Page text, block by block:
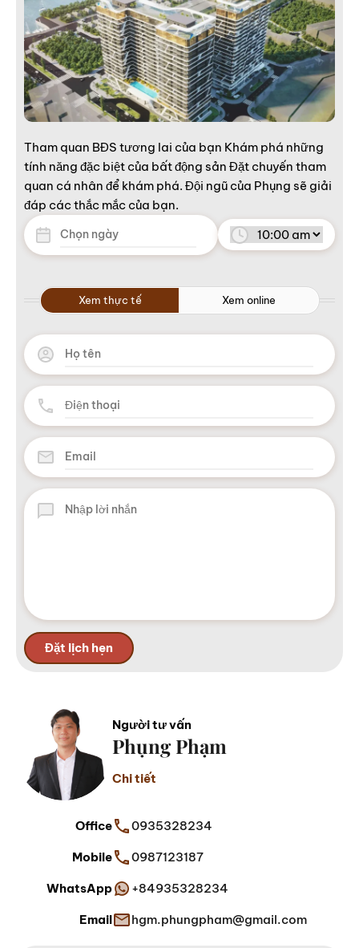
Xem thực tế Xem online
Tham quan BĐS tương lai của bạn Khám phá những
tính năng đặc biệt của bất động sản Đặt chuyến tham
quan cá nhân để khám phá. Đội ngũ của Phụng sẽ giải
đáp các thắc mắc của bạn.
Người tư vấn
Phụng Phạm
Chi tiết
Office 0935328234
Mobile 0987123187
WhatsApp +84935328234
Email hgm.phungpham@gmail.com